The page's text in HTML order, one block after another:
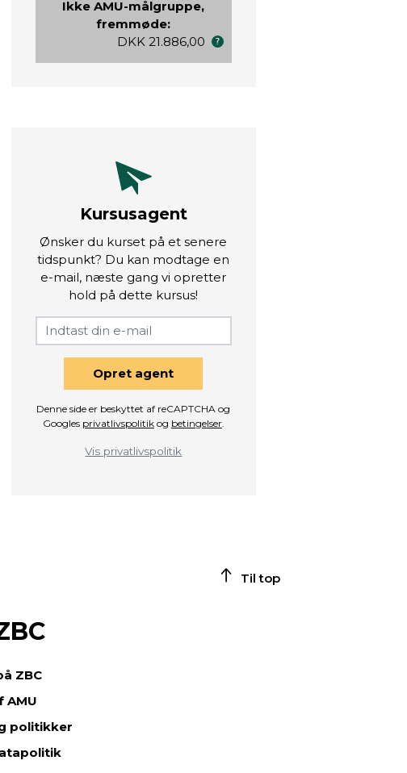
Ikke AMU-målgruppe,
fremmøde:
DKK 21.886,00
Kursusagent
Ønsker du kurset på et senere
tidspunkt? Du kan modtage en
e-mail, næste gang vi opretter
hold på dette kursus!
Opret agent
Denne side er beskyttet af reCAPTCHA og
Googles privatlivspolitikog betingelser.
Vis privatlivspolitik
Til top
ZBC
AMU
politikker